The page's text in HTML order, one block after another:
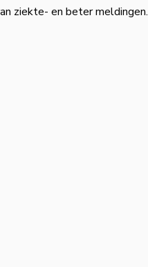
ziekte- en beter meldingen.